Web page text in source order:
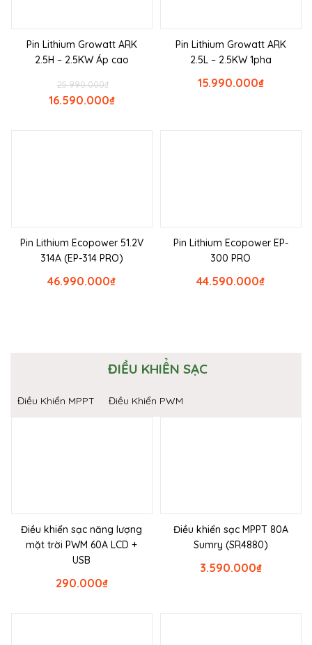
Pin Lithium Growatt ARK
2.5H – 2.5KW Áp cao
₫
25.990.000
₫
16.590.000
Pin Lithium Growatt ARK
2.5L – 2.5KW 1pha
₫
15.990.000
Pin Lithium Ecopower 51.2V
314A (EP-314 PRO)
₫
46.990.000
Pin Lithium Ecopower EP-
300 PRO
₫
44.590.000
ĐIỀU KHIỂN SẠC
Điều Khiển MPPT Điều Khiển PWM
Điều khiển sạc năng lượng
mặt trời PWM 60A LCD +
USB
₫
290.000
Điều khiển sạc MPPT 80A
Sumry (SR4880)
₫
3.590.000